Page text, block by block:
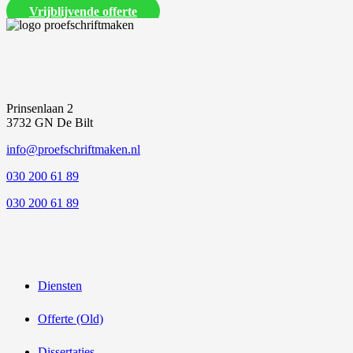
Vrijblijvende offerte
Prinsenlaan 2
3732 GN De Bilt
info@proefschriftmaken.nl
030 200 61 89
030 200 61 89
Diensten
Offerte (Old)